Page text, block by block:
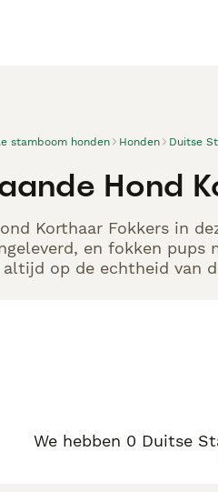
stamboom honden Honden Duitse
Hond
Korthaar Fokkers in
en fokken
altijd op de echtheid van
We hebben 0 Duitse